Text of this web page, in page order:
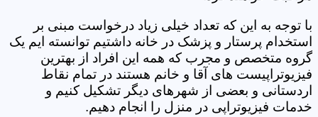
با توجه به این که تعداد خیلی زیاد درخواست مبنی بر
استخدام پرستار و پزشک در خانه داشتیم توانسته ایم یک
گروه متخصص و مجرب که همه این افراد از بهترین
فیزیوتراپیست های آقا و خانم هستند در تمام نقاط
اردستانی و بعضی از شهرهای دیگر تشکیل کنیم و
خدمات فیزیوتراپی در منزل را انجام دهیم.